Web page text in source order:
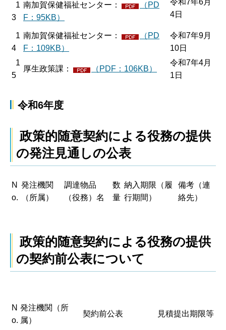
1
3
南加賀保健福祉センター：
（PD
F：95KB）
4日
1
4
南加賀保健福祉センター：
（PD
F：109KB）
令和7年9月
10日
1
5
厚生政策課： （PDF：106KB）
令和7年4月
1日
令和6年度
政策的随意契約による役務の提供
の発注見通しの公表
N
o.
発注機関
（所属）
調達物品
（役務）名
数
量
納入期限（履
行期間）
備考（連
絡先）
政策的随意契約による役務の提供
の契約前公表について
N
o.
発注機関（所
属）
契約前公表 見積提出期限等